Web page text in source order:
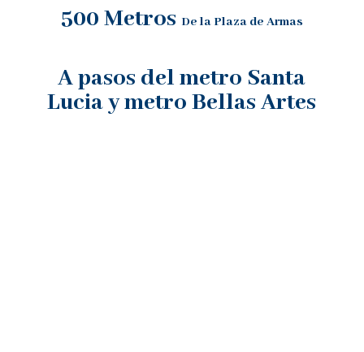
500 MetrosDe la Plaza de Armas
A pasos del metro Santa
Lucia y metro Bellas Artes